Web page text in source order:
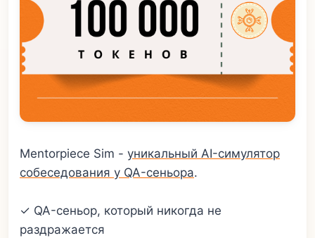
Mentorpiece Sim - уникальный AI-симулятор
собеседования у QA-сеньора.
✓ QA-сеньор, который никогда не
раздражается